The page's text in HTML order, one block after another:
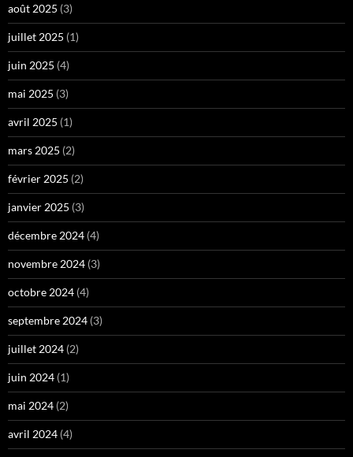
août 2025 (3)
juillet 2025 (1)
juin 2025 (4)
mai 2025 (3)
avril 2025 (1)
mars 2025 (2)
février 2025 (2)
janvier 2025 (3)
décembre 2024 (4)
novembre 2024 (3)
octobre 2024 (4)
septembre 2024 (3)
juillet 2024 (2)
juin 2024 (1)
mai 2024 (2)
avril 2024 (4)